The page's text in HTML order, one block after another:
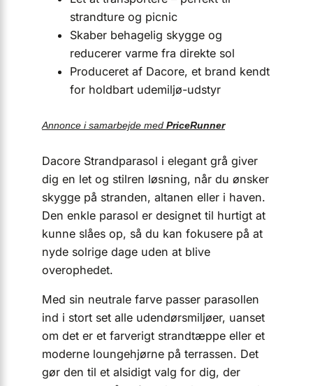
strandture og picnic
Skaber behagelig skygge og
reducerer varme fra direkte sol
Produceret af Dacore, et brand kendt
for holdbart udemiljø-udstyr
Annonce i samarbejde med PriceRunner
Dacore Strandparasol i elegant grå giver
dig en let og stilren løsning, når du ønsker
skygge på stranden, altanen eller i haven.
Den enkle parasol er designet til hurtigt at
kunne slåes op, så du kan fokusere på at
nyde solrige dage uden at blive
overophedet.
Med sin neutrale farve passer parasollen
ind i stort set alle udendørsmiljøer, uanset
om det er et farverigt strandtæppe eller et
moderne lounge­hjørne på terrassen. Det
gør den til et alsidigt valg for dig, der